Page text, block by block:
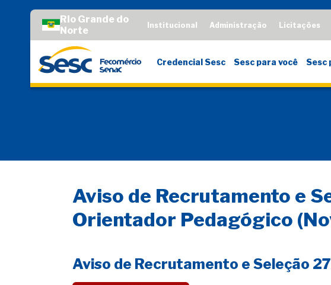
Rio Grande do
Norte
Institucional Administração Licitações
Credencial Sesc Sesc para você Sesc
Aviso de Recrutamento e
Orientador Pedagógico
Aviso de Recrutamento e Seleção